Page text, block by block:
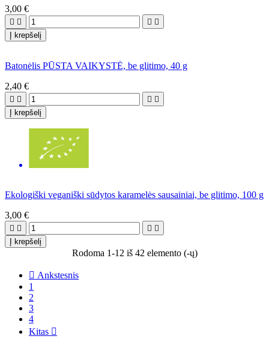
3,00 €
   
Į krepšelį
Batonėlis PŪSTA VAIKYSTĖ, be glitimo, 40 g
2,40 €
   
Į krepšelį
Ekologiški veganiški sūdytos karamelės sausainiai, be glitimo, 100 g
3,00 €
   
Į krepšelį
Rodoma 1-12 iš 42 elemento (-ų)
 Ankstesnis
1
2
3
4
Kitas 